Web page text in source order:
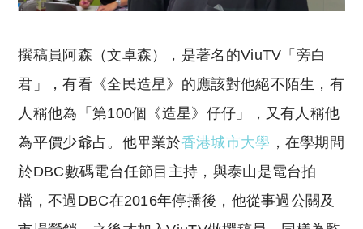
撰稿員阿森（文卓森），是著名的ViuTV「旁白
君」，有看《全民造星》的應該對他絕不陌生，有
人稱他為「第100個《造星》仔仔」，又有人稱他
為平價少爺占。他畢業於香港城市大學 ，在學期間
於DBC數碼電台任節目主持，與泰山是電台拍
檔，不過DBC在2016年停播後，他從事過公關及